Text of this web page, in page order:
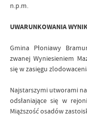
n.p.m.
UWARUNKOWANIA
Gmina Płoniawy
zwanej Wyniesieniem
się w zasięgu
Najstarszymi utworami
odsłaniające się w
Miąższość osadów